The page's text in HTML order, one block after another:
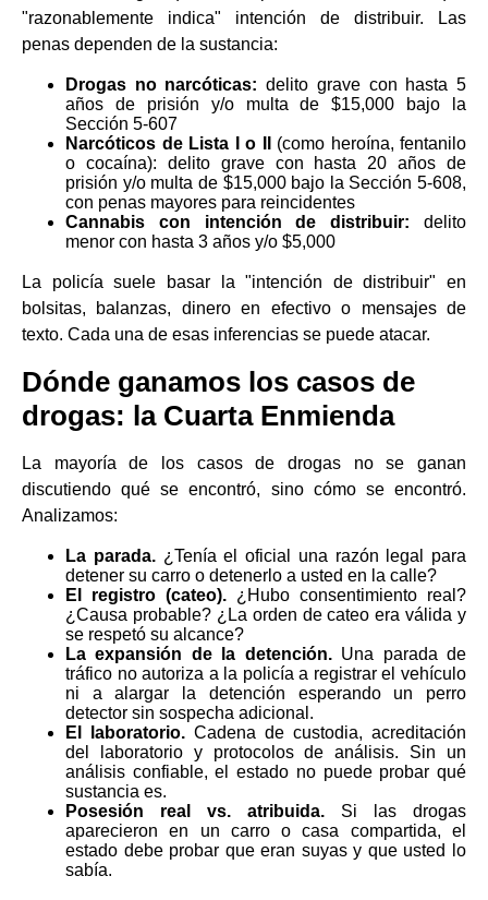
"razonablemente indica" intención de distribuir. Las
penas dependen de la sustancia:
Drogas no narcóticas: delito grave con hasta 5
años de prisión y/o multa de $15,000 bajo la
Sección 5-607
Narcóticos de Lista I o II
(como heroína, fentanilo
o cocaína): delito grave con hasta 20 años de
prisión y/o multa de $15,000 bajo la Sección 5-608,
con penas mayores para reincidentes
Cannabis con intención de distribuir: delito
menor con hasta 3 años y/o $5,000
La policía suele basar la "intención de distribuir" en
bolsitas, balanzas, dinero en efectivo o mensajes de
texto. Cada una de esas inferencias se puede atacar.
Dónde ganamos los casos de
drogas: la Cuarta Enmienda
La mayoría de los casos de drogas no se ganan
discutiendo qué se encontró, sino cómo se encontró.
Analizamos:
La parada.¿Tenía el oficial una razón legal para
detener su carro o detenerlo a usted en la calle?
El registro (cateo). ¿Hubo consentimiento real?
¿Causa probable? ¿La orden de cateo era válida y
se respetó su alcance?
La expansión de la detención.Una parada de
tráfico no autoriza a la policía a registrar el vehículo
ni a alargar la detención esperando un perro
detector sin sospecha adicional.
El laboratorio. Cadena de custodia, acreditación
del laboratorio y protocolos de análisis. Sin un
análisis confiable, el estado no puede probar qué
sustancia es.
Posesión real vs. atribuida. Si las drogas
aparecieron en un carro o casa compartida, el
estado debe probar que eran suyas y que usted lo
sabía.